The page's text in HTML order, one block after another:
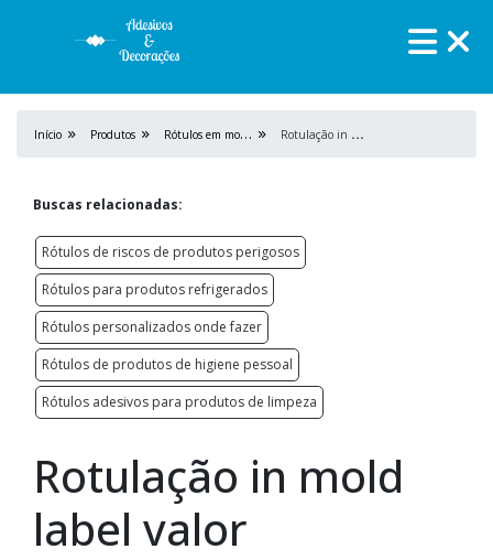
Início Produtos R
ótulos em mold label R
otulação in mold label valor
Buscas relacionadas:
Rótulos de riscos de produtos perigosos
Rótulos para produtos refrigerados
Rótulos personalizados onde fazer
Rótulos de produtos de higiene pessoal
Rótulos adesivos para produtos de limpeza
Rotulação in mold
label valor